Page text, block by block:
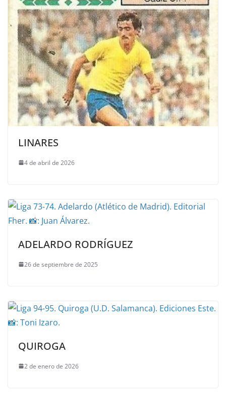
LINARES
4 de abril de 2026
ADELARDO RODRÍGUEZ
26 de septiembre de 2025
QUIROGA
2 de enero de 2026